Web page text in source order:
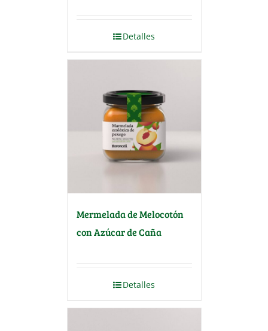
Detalles
Mermelada de Melocotón
con Azúcar de Caña
Detalles